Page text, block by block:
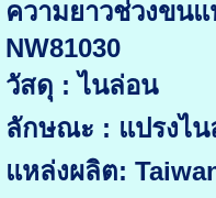
ความยาวช่วงขนแ
NW81030
วัสดุ : ไนล่อน
ลักษณะ : แปรงไ
แหล่งผลิต: